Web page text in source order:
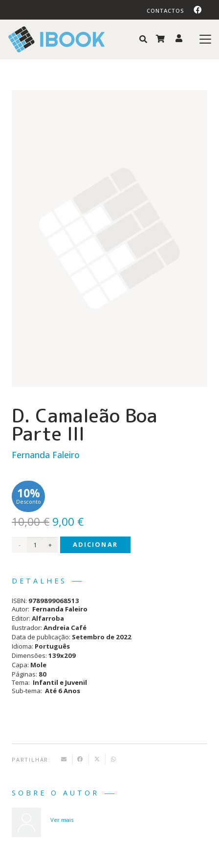
CONTACTOS
D. Camaleão Boa
Parte III
Fernanda Faleiro
10%
Desconto
10,00€ O
preço
original
10,00 €.
9,00 €O
preço
atual
Quantidade
Parte
III
ADICIONAR
DETALHES
ISBN: 9789899068513
Autor: Fernanda Faleiro
Editor: Alfarroba
Ilustrador: Andreia Café
Data de publicação: Setembro de 2022
Idioma: Português
Dimensões: 139x209
Capa: Mole
Páginas: 80
Tema: Infantil e Juvenil
Sub-tema: Até 6 Anos
PARTILHAR:
SOBRE O AUTOR
Ver mais